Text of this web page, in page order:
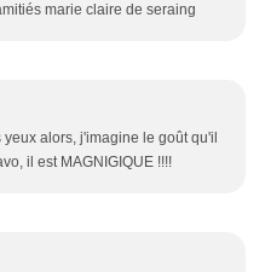
marie claire de seraing
alors, j'imagine le goût qu'il
il est MAGNIGIQUE !!!!